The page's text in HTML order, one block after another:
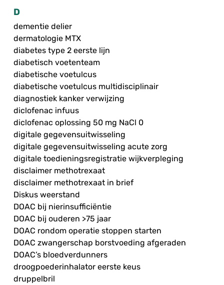
D
dementie delier
dermatologie MTX
diabetes type 2 eerste lijn
diabetisch voetenteam
diabetische voetulcus
diabetische voetulcus multidisciplinair
diagnostiek kanker verwijzing
diclofenac infuus
diclofenac oplossing 50 mg NaCl 0
digitale gegevensuitwisseling
digitale gegevensuitwisseling acute zorg
digitale toedieningsregistratie wijkverpleging
disclaimer methotrexaat
disclaimer methotrexaat in brief
Diskus weerstand
DOAC bij nierinsufficiëntie
DOAC bij ouderen >75 jaar
DOAC rondom operatie stoppen starten
DOAC zwangerschap borstvoeding afgeraden
DOAC’s bloedverdunners
droogpoederinhalator eerste keus
druppelbril